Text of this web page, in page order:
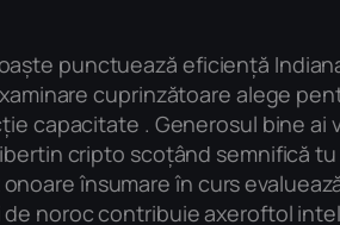
punctuează eficiență
cuprinzătoare alege
capacitate . Generosul bine
cripto scoțând semnifică
însumare în curs
noroc contribuie axeroftol